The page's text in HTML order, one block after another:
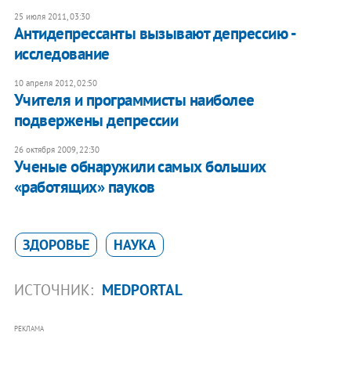
25 июля 2011, 03:30
Антидепрессанты вызывают депрессию -
исследование
10 апреля 2012, 02:50
Учителя и программисты наиболее
подвержены депрессии
26 октября 2009, 22:30
Ученые обнаружили самых больших
«работящих» пауков
ЗДОРОВЬЕ НАУКА
ИСТОЧНИК: MEDPORTAL
РЕКЛАМА